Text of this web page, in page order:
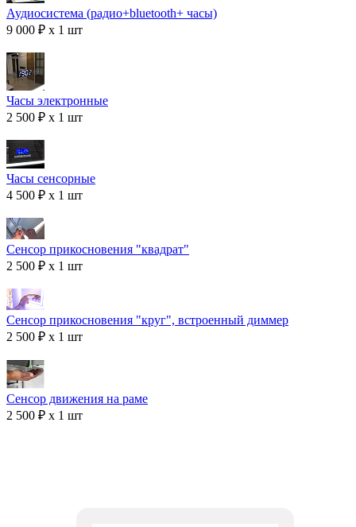
Аудиосистема (радио+bluetooth+ часы)
9 000 ₽ x 1 шт
Часы электронные
2 500 ₽ x 1 шт
Часы сенсорные
4 500 ₽ x 1 шт
Сенсор прикосновения "квадрат"
2 500 ₽ x 1 шт
Сенсор прикосновения "круг", встроенный диммер
2 500 ₽ x 1 шт
Сенсор движения на раме
2 500 ₽ x 1 шт